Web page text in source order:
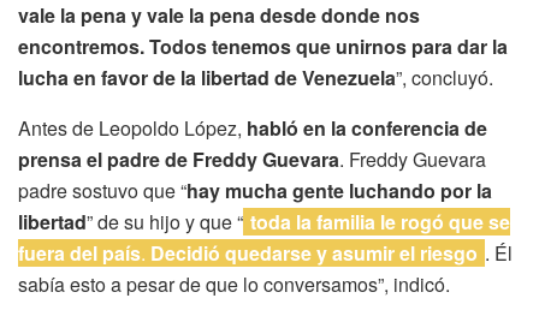
vale la pena y vale la pena desde donde nos
encontremos. Todos tenemos que unirnos para dar la
lucha en favor de la libertad de Venezuela”, concluyó.
Antes de Leopoldo López, habló en la conferencia de
prensa el padre de Freddy Guevara. Freddy Guevara
padre sostuvo que “hay mucha gente luchando por la
libertad” de su hijo y que “ toda la familia le rogó que se
fuera del país. Decidió quedarse y asumir el riesgo . Él
sabía esto a pesar de que lo conversamos”, indicó.